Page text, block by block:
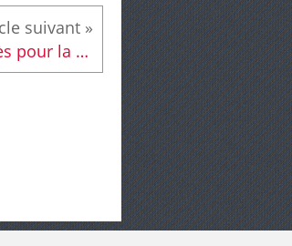
Un nouveau succès pour la Fête interculturelle